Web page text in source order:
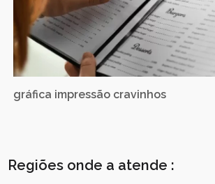
gráfica impressão cravinhos
Regiões onde a atende :